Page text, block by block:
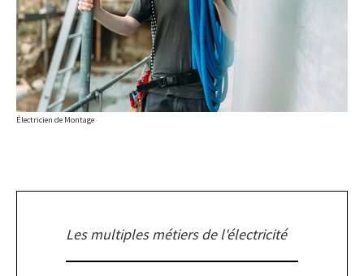
Électricien de Montage
Les multiples métiers de l'électricité